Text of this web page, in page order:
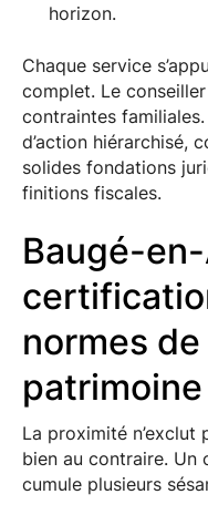
horizon.
Chaque service
complet. Le
contraintes
d’action hiérarchisé,
solides fondations
finitions fiscales.
Baugé-
normes
patrimoine
La proximité n’exclut
bien au contraire. Un
cumule plusieurs